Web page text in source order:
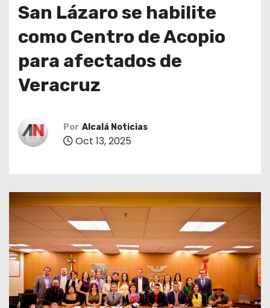
San Lázaro se habilite
como Centro de Acopio
para afectados de
Veracruz
Por Alcalá Noticias
Oct 13, 2025